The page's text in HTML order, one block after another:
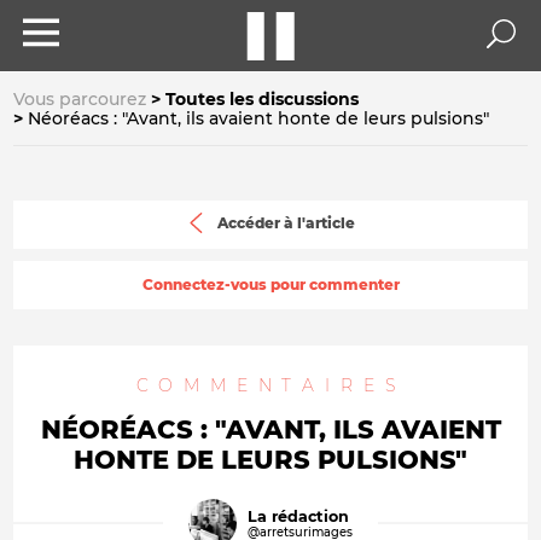
Vous parcourez
Toutes les discussions
Néoréacs : "Avant, ils avaient honte de leurs pulsions"
Accéder à l'article
Connectez-vous pour commenter
COMMENTAIRES
NÉORÉACS : "AVANT, ILS AVAIENT
HONTE DE LEURS PULSIONS"
La rédaction
@arretsurimages